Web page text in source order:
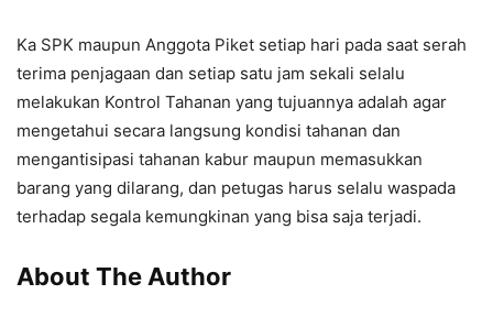
Ka SPK maupun Anggota Piket setiap hari pada saat serah
terima penjagaan dan setiap satu jam sekali selalu
melakukan Kontrol Tahanan yang tujuannya adalah agar
mengetahui secara langsung kondisi tahanan dan
mengantisipasi tahanan kabur maupun memasukkan
barang yang dilarang, dan petugas harus selalu waspada
terhadap segala kemungkinan yang bisa saja terjadi.
About The Author